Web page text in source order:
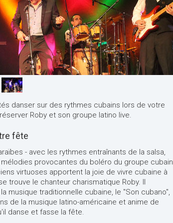
danser sur des rythmes cubains lors de votre
Roby et son groupe latino live.
fête
- avec les rythmes entraînants de la salsa,
provocantes du boléro du groupe cubain
virtuoses apportent la joie de vivre cubaine à
trouve le chanteur charismatique Roby. Il
musique traditionnelle cubaine, le "Son cubano",
de la musique latino-américaine et anime de
danse et fasse la fête.